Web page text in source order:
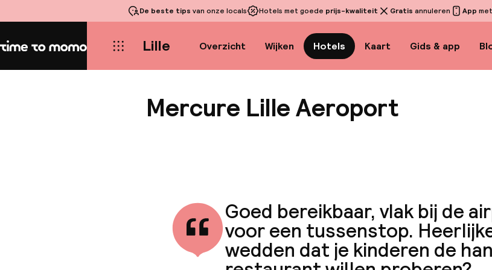
De beste tips van onze locals Hotels met goede prijs-kwaliteit Gratis annuleren App
Home Lille Overzicht Wijken Hotels Kaart Gids & app
Mercure Lille Aeroport
Goed bereikbaar, vlak bij de
voor een tussenstop.
wedden dat je kinderen de